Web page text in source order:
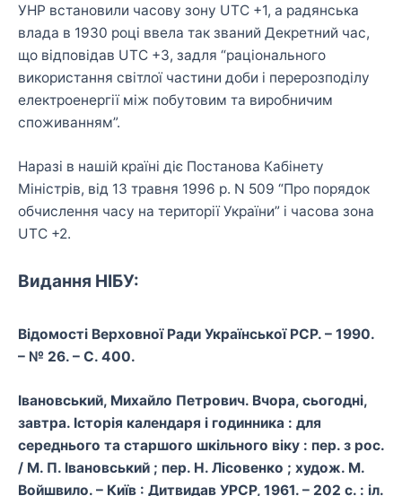
УНР встановили часову зону UTC +1, а радянська
влада в 1930 році ввела так званий Декретний час,
що відповідав UTC +3, задля “раціонального
використання світлої частини доби і перерозподілу
електроенергії між побутовим та виробничим
споживанням”.
Наразі в нашій країні діє Постанова Кабінету
Міністрів, від 13 травня 1996 р. N 509 “Про порядок
обчислення часу на території України” і часова зона
UTC +2.
Видання НІБУ:
Відомості Верховної Ради Української РСР. – 1990.
– № 26. – С. 400.
Івановський, Михайло Петрович. Вчора, сьогодні,
завтра. Історія календаря і годинника : для
середнього та старшого шкільного віку : пер. з рос.
/ М. П. Івановський ; пер. Н. Лісовенко ; худож. М.
Войшвило. – Київ : Дитвидав УРСР, 1961. – 202 с. : іл.